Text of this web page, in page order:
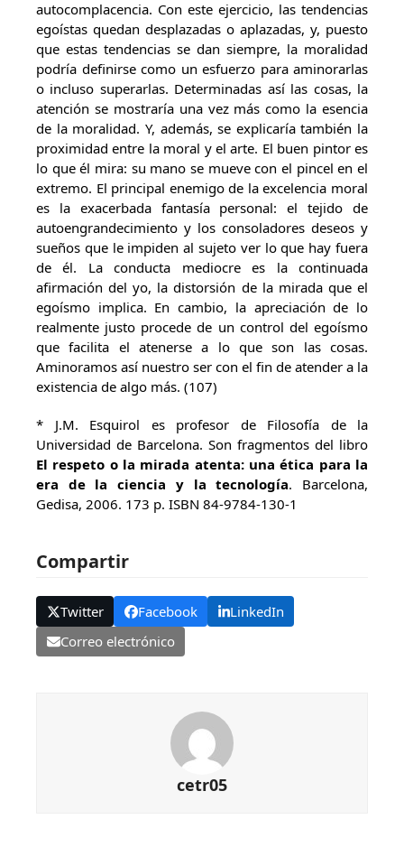
autocomplacencia. Con este ejercicio, las tendencias
egoístas quedan desplazadas o aplazadas, y, puesto
que estas tendencias se dan siempre, la moralidad
podría definirse como un esfuerzo para aminorarlas
o incluso superarlas. Determinadas así las cosas, la
atención se mostraría una vez más como la esencia
de la moralidad. Y, además, se explicaría también la
proximidad entre la moral y el arte. El buen pintor es
lo que él mira: su mano se mueve con el pincel en el
extremo. El principal enemigo de la excelencia moral
es la exacerbada fantasía personal: el tejido de
autoengrandecimiento y los consoladores deseos y
sueños que le impiden al sujeto ver lo que hay fuera
de él. La conducta mediocre es la continuada
afirmación del yo, la distorsión de la mirada que el
egoísmo implica. En cambio, la apreciación de lo
realmente justo procede de un control del egoísmo
que facilita el atenerse a lo que son las cosas.
Aminoramos así nuestro ser con el fin de atender a la
existencia de algo más. (107)
* J.M. Esquirol es profesor de Filosofía de la
Universidad de Barcelona. Son fragmentos del libro
El respeto o la mirada atenta: una ética para la
era de la ciencia y la tecnología. Barcelona,
Gedisa, 2006. 173 p. ISBN 84-9784-130-1
Compartir
Twitter Facebook
LinkedIn
Correo electrónico
cetr05